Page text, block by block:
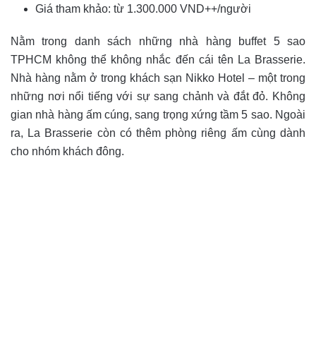
Giá tham khảo: từ 1.300.000 VND++/người
Nằm trong danh sách những nhà hàng buffet 5 sao
TPHCM không thể không nhắc đến cái tên La Brasserie.
Nhà hàng nằm ở trong khách sạn Nikko Hotel – một trong
những nơi nổi tiếng với sự sang chảnh và đắt đỏ. Không
gian nhà hàng ấm cúng, sang trọng xứng tầm 5 sao. Ngoài
ra, La Brasserie còn có thêm phòng riêng ấm cùng dành
cho nhóm khách đông.